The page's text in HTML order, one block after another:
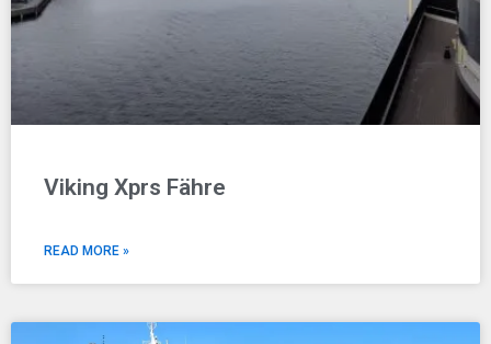
Viking Xprs Fähre
READ MORE »